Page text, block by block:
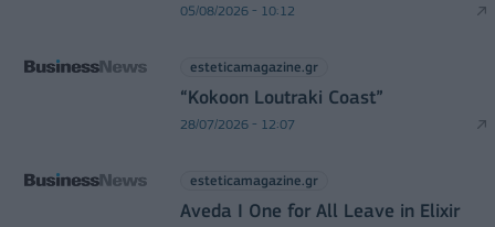
05/08/2026 - 10:12
esteticamagazine.gr
“Kokoon Loutraki Coast”
28/07/2026 - 12:07
esteticamagazine.gr
Aveda I One for All Leave in Elixir